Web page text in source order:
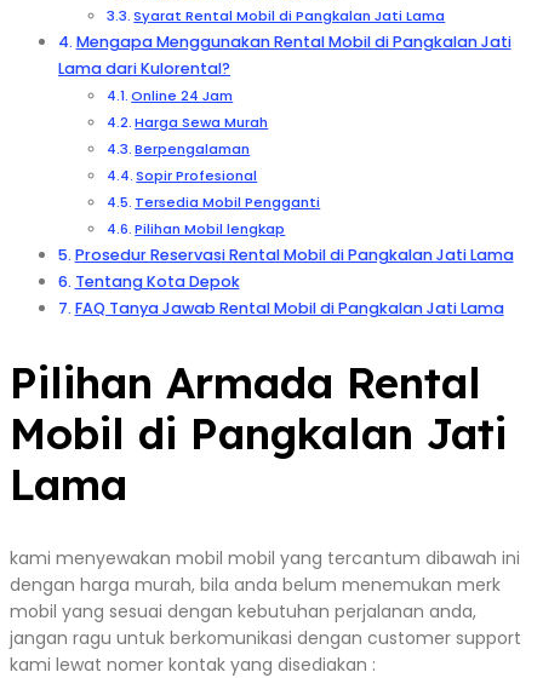
Syarat Rental Mobil di Pangkalan Jati Lama
Mengapa Menggunakan Rental Mobil di Pangkalan Jati
Lama dari Kulorental?
Online 24 Jam
Harga Sewa Murah
Berpengalaman
Sopir Profesional
Tersedia Mobil Pengganti
Pilihan Mobil lengkap
Prosedur Reservasi Rental Mobil di Pangkalan Jati Lama
Tentang Kota Depok
FAQ Tanya Jawab Rental Mobil di Pangkalan Jati Lama
Pilihan Armada Rental
Mobil di Pangkalan Jati
Lama
kami menyewakan mobil mobil yang tercantum dibawah ini
dengan harga murah, bila anda belum menemukan merk
mobil yang sesuai dengan kebutuhan perjalanan anda,
jangan ragu untuk berkomunikasi dengan customer support
kami lewat nomer kontak yang disediakan :